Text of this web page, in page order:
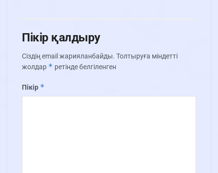
Пікір қалдыру
Сіздің email жарияланбайды. Толтыруға міндетті
жолдар * ретінде белгіленген
Пікір *